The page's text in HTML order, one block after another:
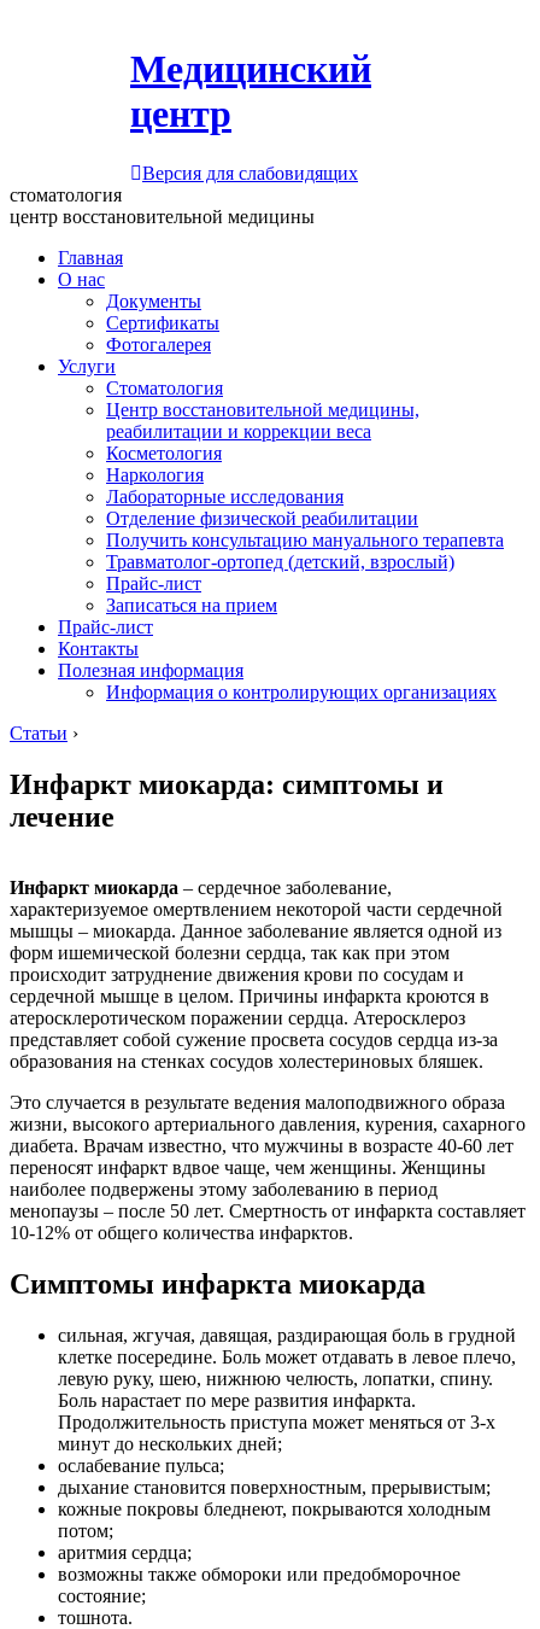
Медицинский
центр
Версия для слабовидящих
стоматология
центр восстановительной медицины
Главная
О нас
Документы
Сертификаты
Фотогалерея
Услуги
Стоматология
Центр восстановительной медицины,
реабилитации и коррекции веса
Косметология
Наркология
Лабораторные исследования
Отделение физической реабилитации
Получить консультацию мануального терапевта
Травматолог-ортопед (детский, взрослый)
Прайс-лист
Записаться на прием
Прайс-лист
Контакты
Полезная информация
Информация о контролирующих организациях
Статьи ›
Инфаркт миокарда: симптомы и
лечение
Инфаркт миокарда – сердечное заболевание,
характеризуемое омертвлением некоторой части сердечной
мышцы – миокарда. Данное заболевание является одной из
форм ишемической болезни сердца, так как при этом
происходит затруднение движения крови по сосудам и
сердечной мышце в целом. Причины инфаркта кроются в
атеросклеротическом поражении сердца. Атеросклероз
представляет собой сужение просвета сосудов сердца из-за
образования на стенках сосудов холестериновых бляшек.
Это случается в результате ведения малоподвижного образа
жизни, высокого артериального давления, курения, сахарного
диабета. Врачам известно, что мужчины в возрасте 40-60 лет
переносят инфаркт вдвое чаще, чем женщины. Женщины
наиболее подвержены этому заболеванию в период
менопаузы – после 50 лет. Смертность от инфаркта составляет
10-12% от общего количества инфарктов.
Симптомы инфаркта миокарда
сильная, жгучая, давящая, раздирающая боль в грудной
клетке посередине. Боль может отдавать в левое плечо,
левую руку, шею, нижнюю челюсть, лопатки, спину.
Боль нарастает по мере развития инфаркта.
Продолжительность приступа может меняться от 3-х
минут до нескольких дней;
ослабевание пульса;
дыхание становится поверхностным, прерывистым;
кожные покровы бледнеют, покрываются холодным
потом;
аритмия сердца;
возможны также обмороки или предобморочное
состояние;
тошнота.